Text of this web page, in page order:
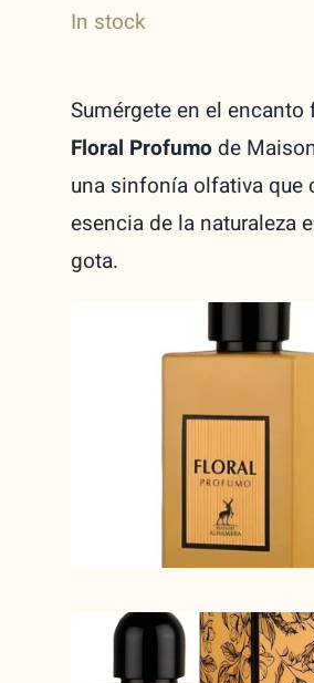
100ml
In stock
Sumérgete en el encanto
Floral Profumo de
una sinfonía olfativa que
esencia de la naturaleza
gota.